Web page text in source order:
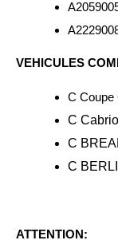
VEHICULES
C Coupe
C
C
C
ATTENTION: